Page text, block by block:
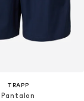
TRAPP
Pantalon